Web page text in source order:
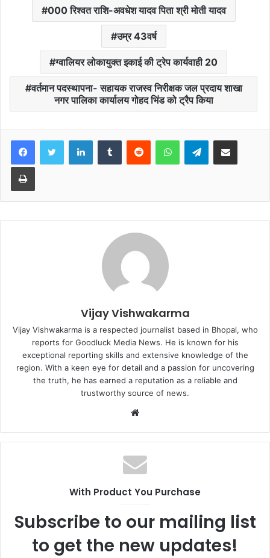
000 रिश्वत राशि-अवधेश यादव पिता श्री मोती यादव
उम्र 43वर्ष
ग्वालियर लोकायुक्त इकाई की ट्रेप कार्यवाही 20
वर्तमान पदस्थापना- सहायक राजस्व निरीक्षक जल प्रदाय शाखा
नगर पालिका कार्यालय गोहद भिंड को ट्रैप किया
FacebookTwitter LinkedInTumblr Reddit WhatsAppTelegramShare via Email
Print
Vijay Vishwakarma
Vijay Vishwakarma is a respected journalist based in Bhopal, who
reports for Goodluck Media News. He is known for his
exceptional reporting skills and extensive knowledge of the
region. With a keen eye for detail and a passion for uncovering
the truth, he has earned a reputation as a reliable and
trustworthy source of news.
Website
With Product You Purchase
Subscribe to our mailing list
to get the new updates!